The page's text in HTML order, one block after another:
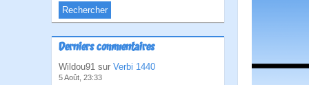
Derniers commentaires
Wildou91 sur Verbi 1440
5 Août, 23:33